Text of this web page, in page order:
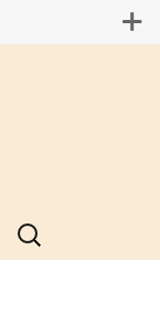
Suchen
nach: